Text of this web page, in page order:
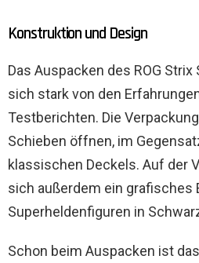
Konstruktion und Design
Das Auspacken des ROG
sich stark von den
Testberichten. Die
Schieben öffnen, im
klassischen Deckels. Auf der
sich außerdem ein grafisches
Superheldenfiguren in
Schon beim Auspacken ist